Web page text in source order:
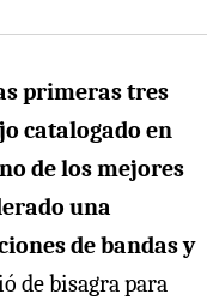
primeras tres
catalogado en
de los mejores
una
de bandas y
de bisagra para